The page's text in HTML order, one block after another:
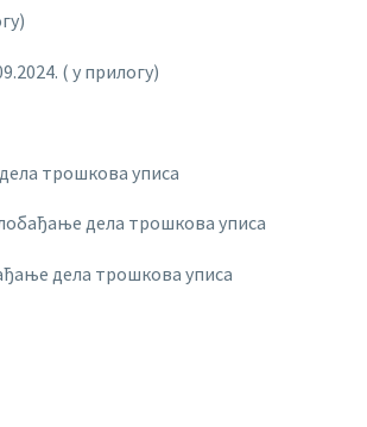
( у прилогу)
трошкова уписа
дела трошкова уписа
дела трошкова уписа